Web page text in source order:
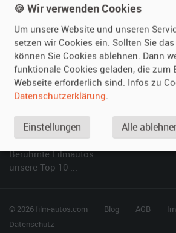
Kundenmeinungen
Vermieten
Oldtimer anmelden
Fotos senden
Fragen für Vermieter
Hilfe
So
SPECIAL
Berühmte Filmautos –
unsere Top 10 ...
© 2026 film-autos.com Blog AGB
Datenschutz
🍪 Wir verwenden Cookies
Um unsere Website und unseren
setzen wir Cookies ein. Sollten Sie
können Sie Cookies ablehnen. Dann
funktionale Cookies geladen, die zum
Webseite erforderlich sind. Infos zu
Datenschutzerklärung.
Einstellungen Alle